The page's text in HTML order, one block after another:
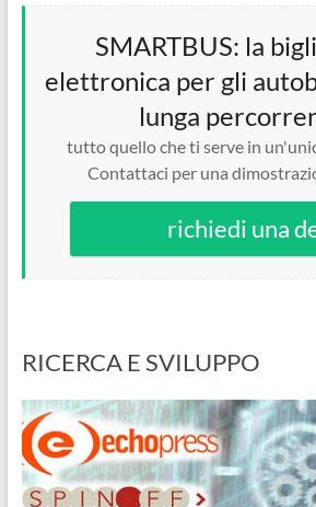
SMARTBUS: la
elettronica per gli
lunga
tutto quello che ti serve in
Contattaci per una
richiedi una
RICERCA E SVILUPPO